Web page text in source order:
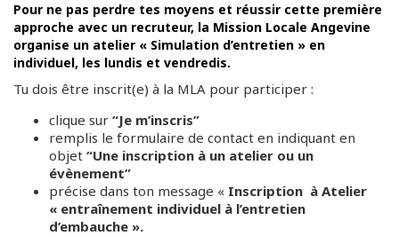
Pour ne pas perdre tes moyens et réussir cette première
approche avec un recruteur, la Mission Locale Angevine
organise un atelier « Simulation d’entretien » en
individuel, les lundis et vendredis.
Tu dois être inscrit(e) à la MLA pour participer :
clique sur “Je m’inscris”
remplis le formulaire de contact en indiquant en
objet “Une inscription à un atelier ou un
évènement”
précise dans ton message « Inscription à Atelier
« entraînement individuel à l’entretien
d’embauche ».